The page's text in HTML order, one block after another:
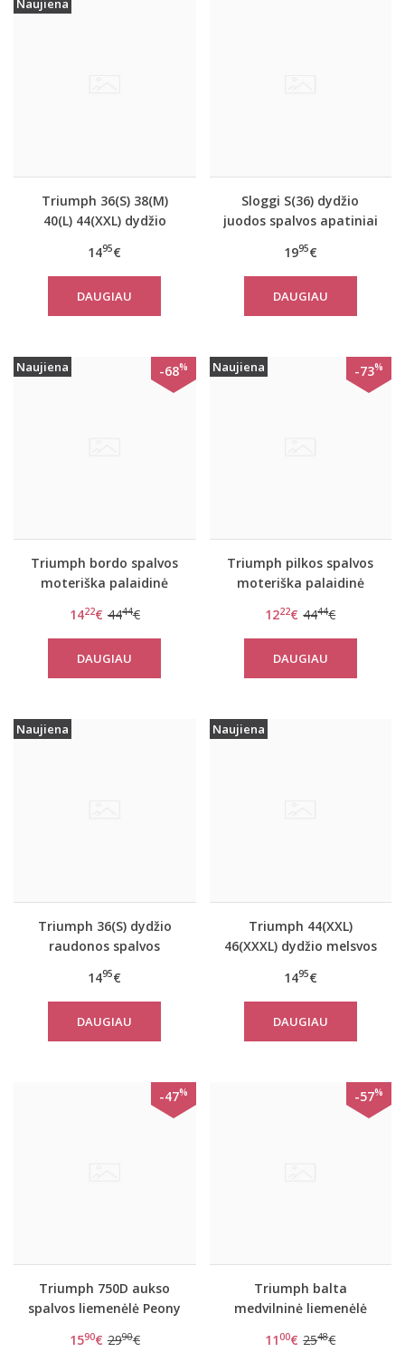
Naujiena
Triumph 36(S) 38(M)
40(L) 44(XXL) dydžio
medvilninė miego
palaidinė Mix Match
TOP SSL 01 X
1495€
DAUGIAU
Sloggi S(36) dydžio
juodos spalvos apatiniai
Shirt 01
1995€
DAUGIAU
Naujiena -68%
Triumph bordo spalvos
moteriška palaidinė
1422€ 4444€
DAUGIAU
Naujiena -73%
Triumph pilkos spalvos
moteriška palaidinė
1222€ 4444€
DAUGIAU
Naujiena
Triumph 36(S) dydžio
raudonos spalvos
miego palaidinė Mix
Match LSL TOP 02
1495€
DAUGIAU
Naujiena
Triumph 44(XXL)
46(XXXL) dydžio melsvos
medvilninė miego
palaidinė Mix Match LSL
TOP Chest Pocket 01
1495€
DAUGIAU
-47%
Triumph 750D aukso
spalvos liemenėlė Peony
1590€ 2990€
-57%
Triumph balta
medvilninė liemenėlė
1100€ 2548€